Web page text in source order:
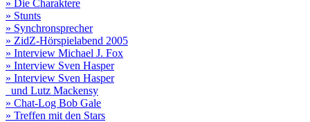
» Die Charaktere
» Stunts
» Synchronsprecher
» ZidZ-Hörspielabend 2005
» Interview Michael J. Fox
» Interview Sven Hasper
» Interview Sven Hasper
und Lutz Mackensy
» Chat-Log Bob Gale
» Treffen mit den Stars